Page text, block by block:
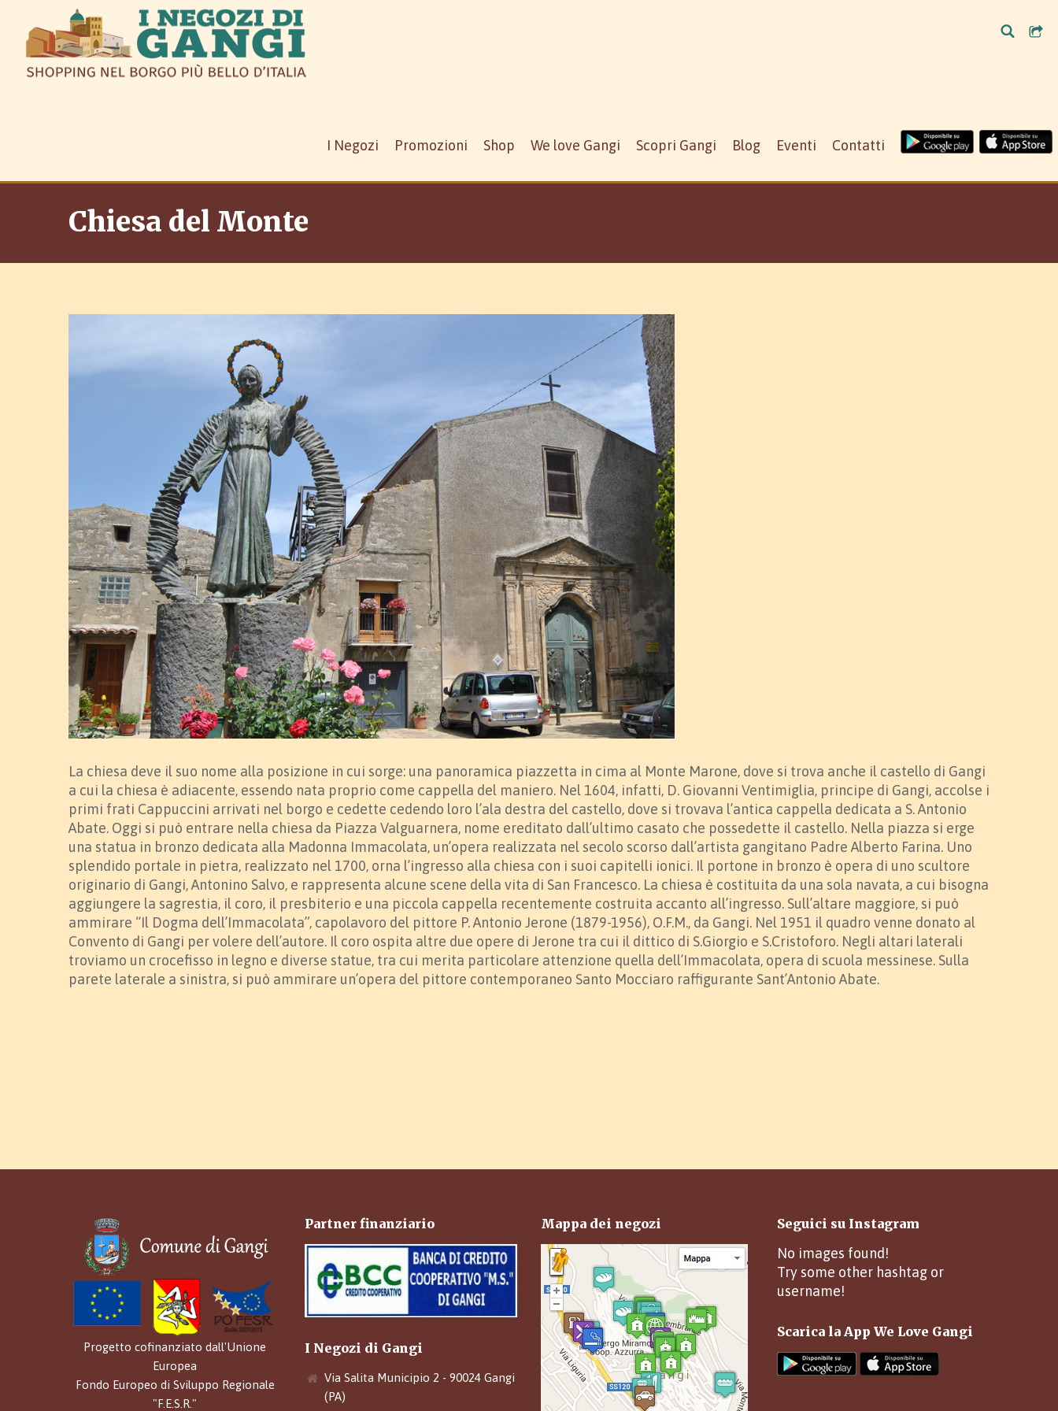
I Negozi Promozioni Shop We love Gangi Scopri Gangi Blog Eventi Contatti
Chiesa del Monte
La chiesa deve il suo nome alla posizione in cui sorge: una panoramica piazzetta in cima al Monte Marone, dove si trova anche il castello di Gangi
a cui la chiesa è adiacente, essendo nata proprio come cappella del maniero. Nel 1604, infatti, D. Giovanni Ventimiglia, principe di Gangi, accolse i
primi frati Cappuccini arrivati nel borgo e cedette cedendo loro l’ala destra del castello, dove si trovava l’antica cappella dedicata a S. Antonio
Abate. Oggi si può entrare nella chiesa da Piazza Valguarnera, nome ereditato dall’ultimo casato che possedette il castello. Nella piazza si erge
una statua in bronzo dedicata alla Madonna Immacolata, un’opera realizzata nel secolo scorso dall’artista gangitano Padre Alberto Farina. Uno
splendido portale in pietra, realizzato nel 1700, orna l’ingresso alla chiesa con i suoi capitelli ionici. Il portone in bronzo è opera di uno scultore
originario di Gangi, Antonino Salvo, e rappresenta alcune scene della vita di San Francesco. La chiesa è costituita da una sola navata, a cui bisogna
aggiungere la sagrestia, il coro, il presbiterio e una piccola cappella recentemente costruita accanto all’ingresso. Sull’altare maggiore, si può
ammirare “Il Dogma dell’Immacolata”, capolavoro del pittore P. Antonio Jerone (1879-1956), O.F.M., da Gangi. Nel 1951 il quadro venne donato al
Convento di Gangi per volere dell’autore. Il coro ospita altre due opere di Jerone tra cui il dittico di S.Giorgio e S.Cristoforo. Negli altari laterali
troviamo un crocefisso in legno e diverse statue, tra cui merita particolare attenzione quella dell’Immacolata, opera di scuola messinese. Sulla
parete laterale a sinistra, si può ammirare un’opera del pittore contemporaneo Santo Mocciaro raffigurante Sant’Antonio Abate.
Progetto cofinanziato dall'Unione
Europea
Fondo Europeo di Sviluppo Regionale
"F.E.S.R."
Partner finanziario
I Negozi di Gangi
Via Salita Municipio 2 - 90024 Gangi
(PA)
Mappa dei negozi Seguici su Instagram
No images found!
Try some other hashtag or
username!
Scarica la App We Love Gangi